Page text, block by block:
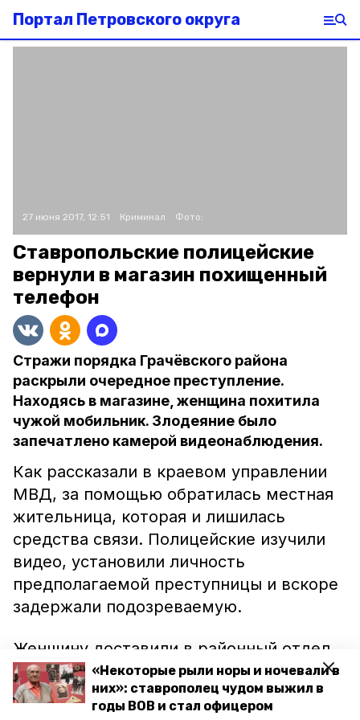
«Некоторые рыли норы и ночевали в
них»: ставрополец чудом выжил в
годы ВОВ и стал офицером
Портал Петровского округа
27 июня 2017, 12:51 Криминал Фото:
Ставропольские полицейские
вернули в магазин похищенный
телефон
Стражи порядка Грачёвского района
раскрыли очередное преступление.
Находясь в магазине, женщина похитила
чужой мобильник. Злодеяние было
запечатлено камерой видеонаблюдения.
Как рассказали в краевом управлении
МВД, за помощью обратилась местная
жительница, которая и лишилась
средства связи. Полицейские изучили
видео, установили личность
предполагаемой преступницы и вскоре
задержали подозреваемую.
Женщину доставили в районный отдел,
где она дала признательные показания.
В отношении местной жительницы было
возбуждено уголовное дело по статье